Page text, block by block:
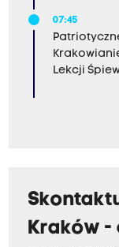
07:45
Lekcji
Kraków -